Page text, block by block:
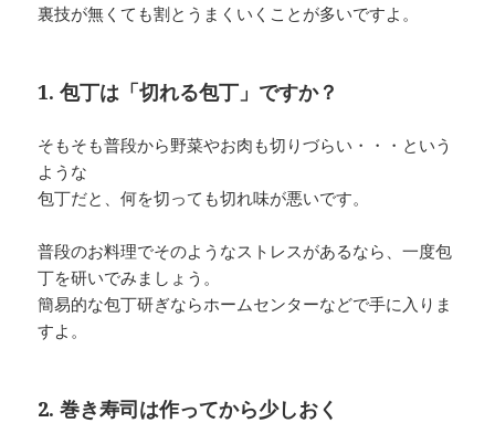
裏技が無くても割とうまくいくことが多いですよ。
1. 包丁は「切れる包丁」ですか？
そもそも普段から野菜やお肉も切りづらい・・・という
ような
包丁だと、何を切っても切れ味が悪いです。
普段のお料理でそのようなストレスがあるなら、一度包
丁を研いでみましょう。
簡易的な包丁研ぎならホームセンターなどで手に入りま
すよ。
2. 巻き寿司は作ってから少しおく